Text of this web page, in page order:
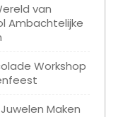
van
Ambachtelijke
Workshop
Maken